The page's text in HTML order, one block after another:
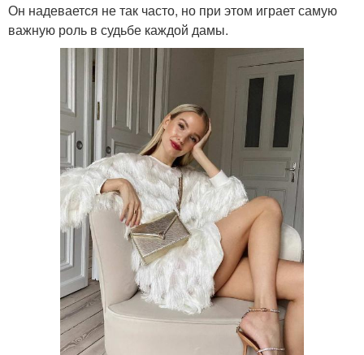
Он надевается не так часто, но при этом играет самую
важную роль в судьбе каждой дамы.